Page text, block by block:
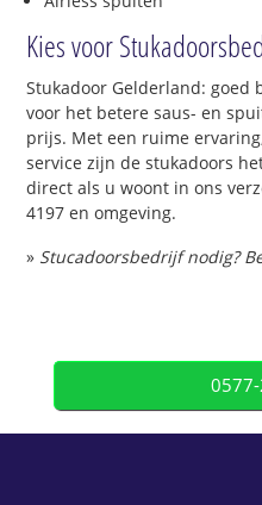
Kies voor
Stukadoor Gelderland: goed
voor het betere saus- en
prijs. Met een ruime
service zijn de stukadoors
direct als u woont in ons
4197 en omgeving.
» Stucadoorsbedrijf nodig?